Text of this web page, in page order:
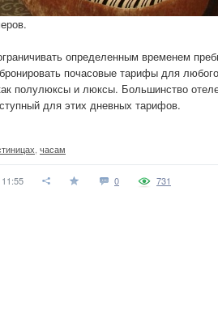
определенным временем
почасовые тарифы для
полулюксы и люксы. Большинство
для этих дневных тарифов.
часам
0 731